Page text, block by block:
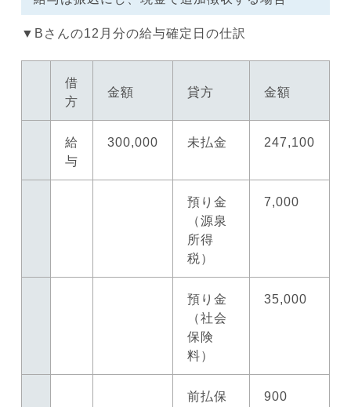
▼Bさんの12月分の給与確定日の仕訳
借
方
金額 貸方 金額
給
与
300,000 未払金 247,100
預り金
（源泉
所得
税）
7,000
預り金
（社会
保険
料）
35,000
前払保
900